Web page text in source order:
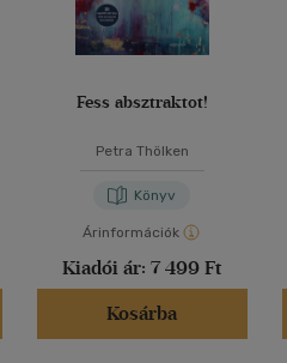
Fess absztraktot!
Petra Thölken
Könyv
Árinformációk
Kiadói ár: 7 499 Ft
Kosárba